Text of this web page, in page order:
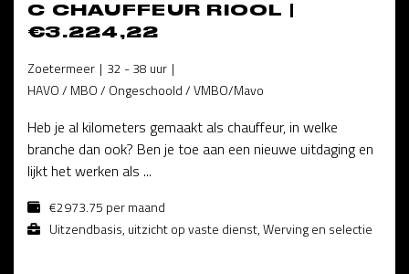
C CHAUFFEUR RIOOL |
€3.224,22
Zoetermeer
32 - 38 uur
HAVO / MBO / Ongeschoold / VMBO/Mavo
Heb je al kilometers gemaakt als chauffeur, in welke
branche dan ook? Ben je toe aan een nieuwe uitdaging en
lijkt het werken als ...
€2973.75 per maand
Uitzendbasis, uitzicht op vaste dienst, Werving en selectie